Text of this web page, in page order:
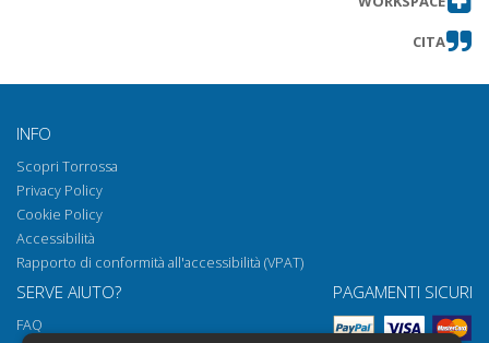
CITA
INFO
Scopri Torrossa
Privacy Policy
Cookie Policy
Accessibilità
Rapporto di conformità all'accessibilità (VPAT)
SERVE AIUTO?
FAQ
PAGAMENTI SICURI